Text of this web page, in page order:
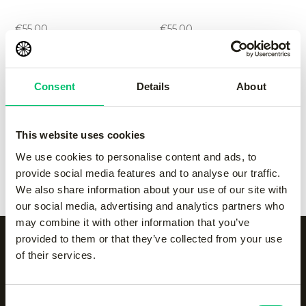
Consent Details About
This website uses cookies
We use cookies to personalise content and ads, to
provide social media features and to analyse our traffic.
We also share information about your use of our site with
our social media, advertising and analytics partners who
may combine it with other information that you’ve
provided to them or that they’ve collected from your use
of their services.
€55.00
€55.00
Kadiri women pant
black
65.00
Kadiri women pant
Grey
€65.00
€65.00
white
€65.00
Alle categorieën op een